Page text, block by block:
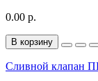
0.00 р.
В корзину
Сливной клапан